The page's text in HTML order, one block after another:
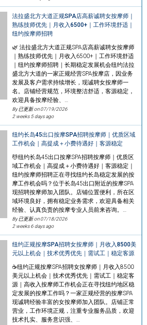
法拉盛北方大道正规SPA店高薪诚聘女按摩师｜
熟练技师优先｜月收入6500+｜工作环境舒适｜
纽约按摩师招聘
🌿 法拉盛北方大道正规SPA店高薪诚聘女按摩师
｜熟练技师优先｜月收入6500+｜工作环境舒适
｜纽约按摩师招聘｜长期稳定发展机会纽约法拉
盛北方大道的一家正规经营SPA按摩店，因业务
发展及客户需求持续增长，现诚聘女按摩师一
名。店铺经营规范，环境整洁舒适，客源稳定，
欢迎具备按摩经验、…
By 已更新 on07/19/2026
2 weeks 5 days ago
纽约长岛45出口按摩SPA招聘按摩师｜优质区域
工作机会｜高提成＋小费待遇好｜客源稳定
💆纽约长岛45出口按摩SPA招聘按摩师｜优质区
域工作机会｜高提成＋小费待遇好｜客源稳定｜
纽约按摩师招聘正在寻找纽约长岛稳定发展的按
摩工作机会吗？位于长岛45出口附近的按摩SPA
现招聘按摩师加入团队。店铺位置便利，所在区
域环境良好，拥有稳定业务需求，欢迎具备相关
经验、认真负责的按摩专业人员前来咨询。…
By 已更新 on07/18/2026
2 weeks 6 days ago
纽约正规按摩SPA招聘女按摩师｜月收入8500美
元以上机会｜技术优秀优先｜需试工｜稳定客源
☕️纽约正规按摩SPA招聘女按摩师｜月收入8500
美元以上机会｜技术优秀优先｜需试工｜稳定客
源｜高收入按摩师工作机会正在寻找纽约地区稳
定发展的按摩工作吗？一家正规经营的按摩SPA
现诚聘经验丰富的女按摩师加入团队。店铺正常
营业，工作环境正规，注重专业服务品质，欢迎
技术扎实、服务意识强、…